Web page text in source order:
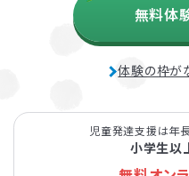
無料体
体験の枠が
児童発達支援は年
小学生以